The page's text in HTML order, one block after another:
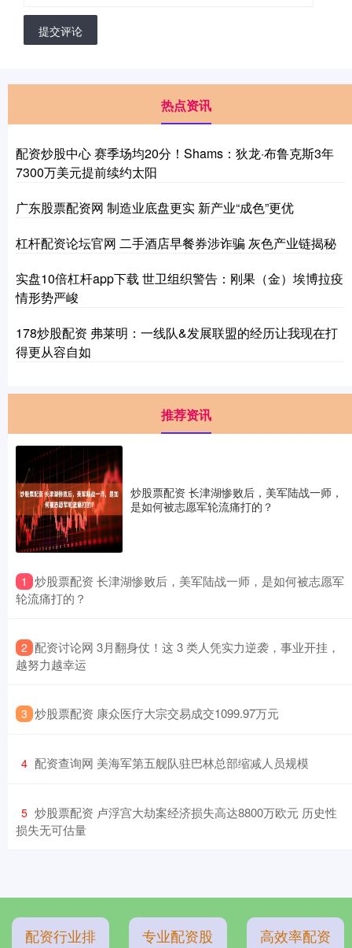
提交评论
热点资讯
配资炒股中心 赛季场均20分！Shams：狄龙·布鲁克斯3年
7300万美元提前续约太阳
广东股票配资网 制造业底盘更实 新产业“成色”更优
杠杆配资论坛官网 二手酒店早餐券涉诈骗 灰色产业链揭秘
实盘10倍杠杆app下载 世卫组织警告：刚果（金）埃博拉疫
情形势严峻
178炒股配资 弗莱明：一线队&发展联盟的经历让我现在打
得更从容自如
推荐资讯
炒股票配资 长津湖惨败后，美军陆战一师，
是如何被志愿军轮流痛打的？
1 ​炒股票配资 长津湖惨败后，美军陆战一师，是如何被志愿军
轮流痛打的？
2 ​配资讨论网 3月翻身仗！这 3 类人凭实力逆袭，事业开挂，
越努力越幸运
3 ​炒股票配资 康众医疗大宗交易成交1099.97万元
4 ​配资查询网 美海军第五舰队驻巴林总部缩减人员规模
5 ​炒股票配资 卢浮宫大劫案经济损失高达8800万欧元 历史性
损失无可估量
配资行业排
专业配资股
高效率配资